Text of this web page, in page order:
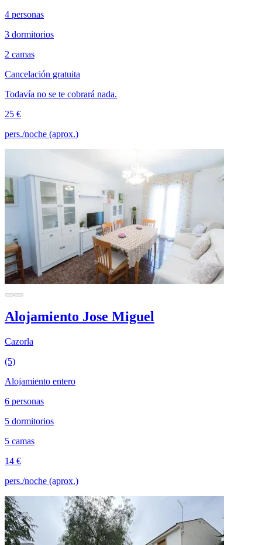
4 personas
3 dormitorios
2 camas
Cancelación gratuita
Todavía no se te cobrará nada.
25 €
pers./noche (aprox.)
Alojamiento Jose Miguel
Cazorla
(5)
Alojamiento entero
6 personas
5 dormitorios
5 camas
14 €
pers./noche (aprox.)